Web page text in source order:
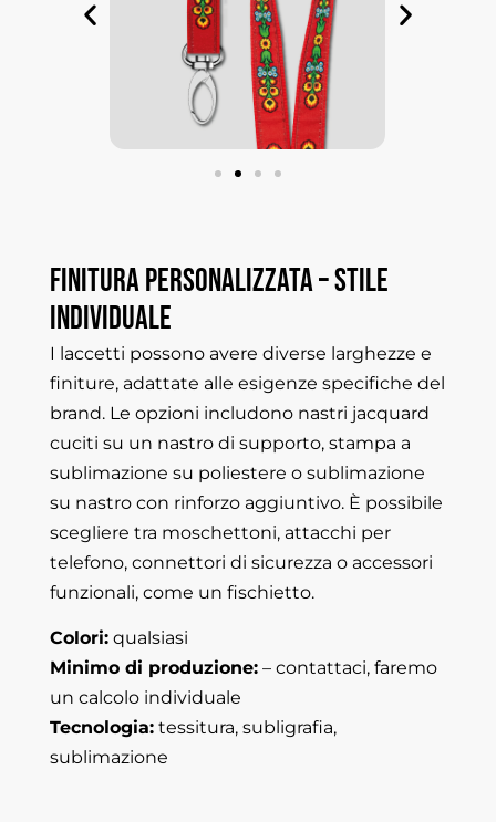
Finitura personalizzata
stile
individuale
I laccetti possono avere diverse larghezze e
finiture, adattate alle esigenze specifiche del
brand. Le opzioni includono nastri jacquard
cuciti su un nastro di supporto, stampa a
sublimazione su poliestere o sublimazione
su nastro con rinforzo aggiuntivo. È possibile
scegliere tra moschettoni, attacchi per
telefono, connettori di sicurezza o accessori
funzionali, come un fischietto.
Minimo di produzione:
un calcolo individuale
Tecnologia: tessitura, subligrafia,
sublimazione